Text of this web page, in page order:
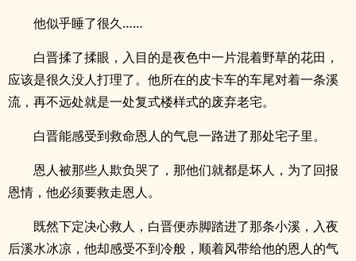
他似乎睡了很久……
白晋揉了揉眼，入目的是夜色中一片混着野草的花田，
应该是很久没人打理了。他所在的皮卡车的车尾对着一条溪
流，再不远处就是一处复式楼样式的废弃老宅。
白晋能感受到救命恩人的气息一路进了那处宅子里。
恩人被那些人欺负哭了，那他们就都是坏人，为了回报
恩情，他必须要救走恩人。
既然下定决心救人，白晋便赤脚踏进了那条小溪，入夜
后溪水冰凉，他却感受不到冷般，顺着风带给他的恩人的气